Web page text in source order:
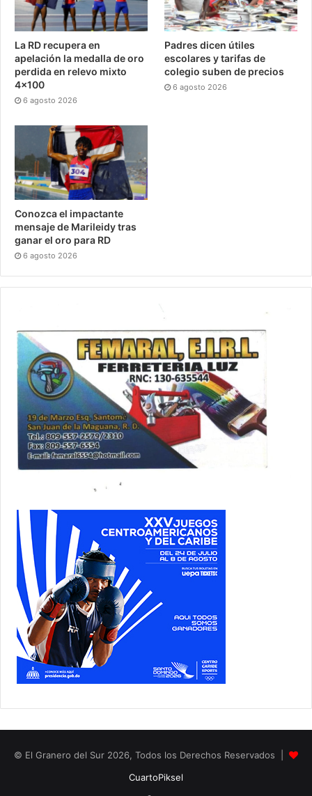
La RD recupera en
apelación la medalla de oro
perdida en relevo mixto
4×100
6 agosto 2026
Padres dicen útiles
escolares y tarifas de
colegio suben de precios
6 agosto 2026
Conozca el impactante
mensaje de Marileidy tras
ganar el oro para RD
6 agosto 2026
© El Granero del Sur 2026, Todos los Derechos Reservados |
CuartoPiksel